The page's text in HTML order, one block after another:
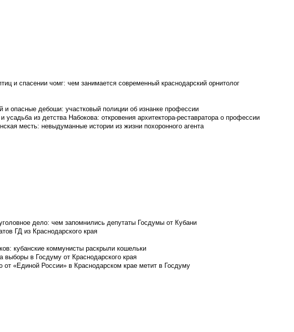
и спасении чомг: чем занимается современный краснодарский орнитолог
и опасные дебоши: участковый полиции об изнанке профессии
усадьба из детства Набокова: откровения архитектора-реставратора о профессии
месть: невыдуманные истории из жизни похоронного агента
дело: чем запомнились депутаты Госдумы от Кубани
ГД из Краснодарского края
кубанские коммунисты раскрыли кошельки
выборы в Госдуму от Краснодарского края
от «Единой России» в Краснодарском крае метит в Госдуму